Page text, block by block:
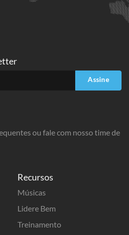
Recursos
Músicas
Lidere Bem
Treinamento
Assine
ou fale com nosso time de